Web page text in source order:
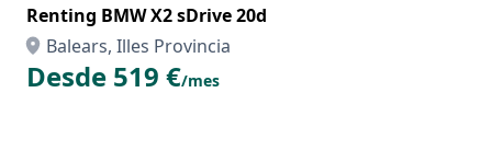
Renting BMW X2 sDrive 20d
Balears, Illes Provincia
Desde 519 €/mes